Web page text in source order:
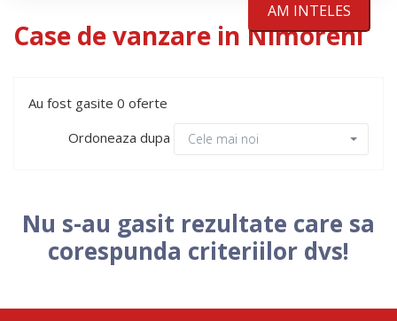
AM INTELES
Case de vanzare in Nimoreni
Au fost gasite 0 oferte
Ordoneaza dupa
Cele mai noi
Nu s-au gasit rezultate care sa
corespunda criteriilor dvs!